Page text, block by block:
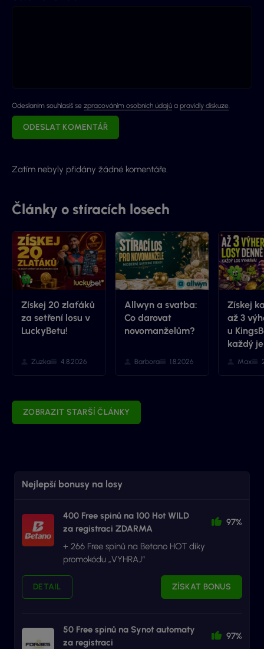
Odeslaním souhlasíš se zpracováním osobních údajů a pravidly diskuze.
ODESLAT KOMENTÁŘ
Zatím nebyly přidány žádné komentáře.
Články o stíracích losech
Získej 20 zlaťáků
za setření losu v
LuckyBetu!
Zuzka 4.8.2026
Allwyn a svatba:
Co darovat
novomanželům?
Barbora 1.8.2026
Získej
až 3
u
každý
Max
ZOBRAZIT STARŠÍ ČLÁNKY
Nejlepší bonusy na losy
400 Free spinů na 100 Hot WILD
za registraci ZDARMA
97%
+ 266 Free spinů na Betano HOT díky
promokódu „VYHRAJ“
DETAIL ZÍSKAT BONUS
50 Free spinů na Synot automaty
za registraci
97%